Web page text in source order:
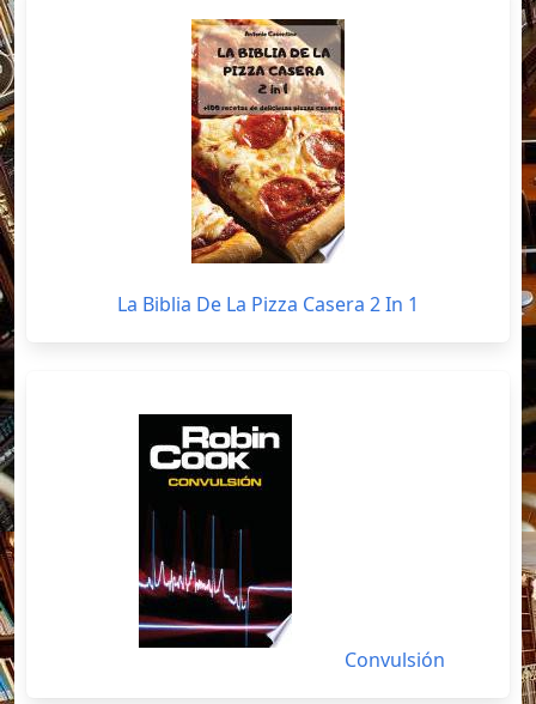
La Biblia De La Pizza Casera 2 In 1
Convulsión